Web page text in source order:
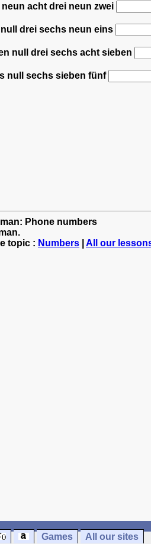
acht drei neun zwei
drei sechs neun eins
null drei sechs acht sieben
null sechs sieben fünf
Phone numbers
topic : Numbers All our
Games All our sites